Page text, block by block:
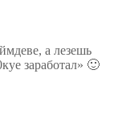
а лезешь
заработал» 🙂